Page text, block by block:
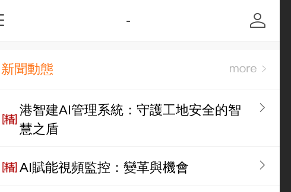
-
新聞動態
港智建AI管理系統：守護工地安全的智
慧之盾
AI賦能視頻監控：變革與機會